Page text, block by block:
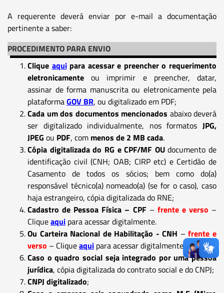
A requerente deverá enviar por e-mail a documentação
pertinente a saber:
PROCEDIMENTO PARA ENVIO
Clique aquipara acessar e preencher o requerimento
eletronicamente ou imprimir e preencher, datar,
assinar de forma manuscrita ou eletronicamente pela
plataformaGOV BR, ou digitalizado em PDF;
Cada um dos documentos mencionados abaixo deverá
ser digitalizado individualmente, nos formatos JPG,
JPEG ou PDF, com menos de 2 MB cada.
Cópia digitalizada do RG e CPF/MF OUdocumento de
identificação civil (CNH; OAB; CIRP etc) e Certidão de
Casamento de todos os sócios; bem como do(a)
responsável técnico(a) nomeado(a) (se for o caso), caso
haja estrangeiro, cópia digitalizada do RNE;
Cadastro de Pessoa Física – CPF– frente e verso –
Cliqueaqui para acessar digitalmente.
Ou Carteira Nacional de Habilitação - CNH –frente e
verso – Cliqueaqui para acessar digitalmente.
Caso o quadro social seja integrado por uma pessoa
jurídica, cópia digitalizada do contrato social e do CNPJ;
CNPJ digitalizado;